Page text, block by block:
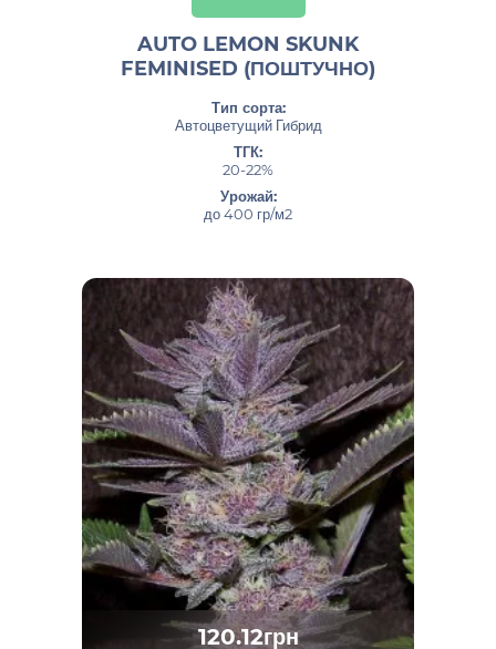
AUTO LEMON SKUNK
FEMINISED (ПОШТУЧНО)
Тип сорта:
Автоцветущий Гибрид
ТГК:
20-22%
Урожай:
до 400 гр/м2
120.12грн